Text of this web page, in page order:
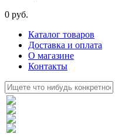
0 руб.
Каталог товаров
Доставка и оплата
О магазине
Контакты